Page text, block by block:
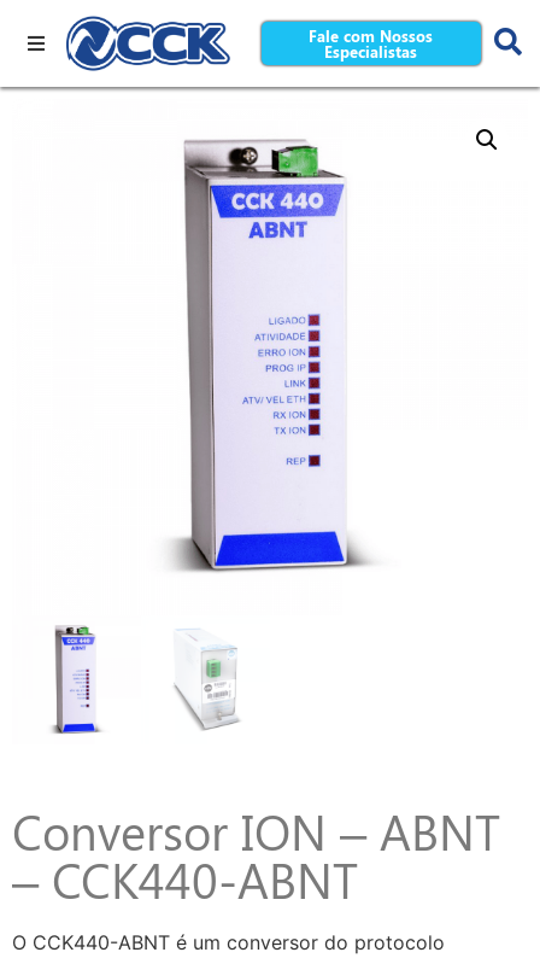
Fale com Nossos
Especialistas
Conversor ION – ABNT
– CCK440-ABNT
O CCK440-ABNT é um conversor do protocolo